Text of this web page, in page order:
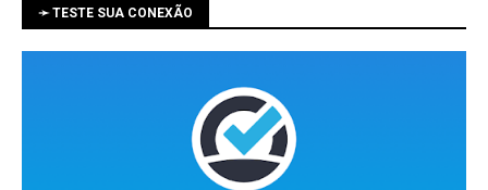
➛ TESTE SUA CONEXÃO